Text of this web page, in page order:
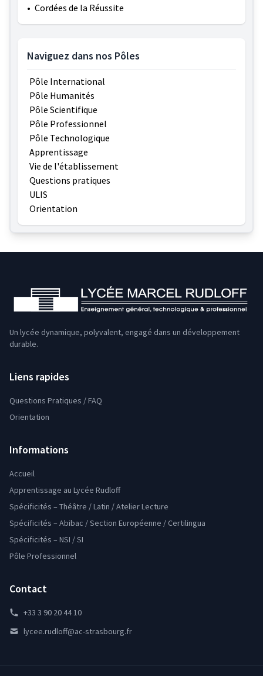
• Cordées de la Réussite
Naviguez dans nos Pôles
Pôle International
Pôle Humanités
Pôle Scientifique
Pôle Professionnel
Pôle Technologique
Apprentissage
Vie de l'établissement
Questions pratiques
ULIS
Orientation
Un lycée dynamique, polyvalent, engagé dans un développement
durable.
Liens rapides
Questions Pratiques / FAQ
Orientation
Informations
Accueil
Apprentissage au Lycée Rudloff
Spécificités – Théâtre / Latin / Atelier Lecture
Spécificités – Abibac / Section Européenne / Certilingua
Spécificités – NSI / SI
Pôle Professionnel
Contact
+33 3 90 20 44 10
lycee.rudloff@ac-strasbourg.fr